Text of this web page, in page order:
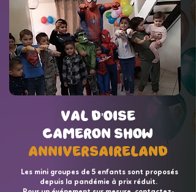
val d'oise
Cameron Show
AnniversaireLand
val d'oise
Cameron Show
AnniversaireLand
Les mini groupes de 5 enfants sont proposés
depuis la pandémie à prix réduit.